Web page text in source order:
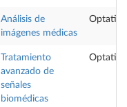
Análisis de
imágenes médicas
Optativa
Tratamiento
avanzado de
señales
biomédicas
Optativa